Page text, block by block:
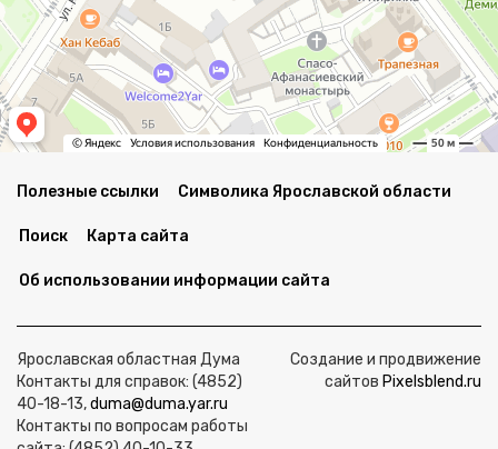
Полезные ссылки Символика Ярославской области
Поиск Карта сайта
Об использовании информации сайта
Ярославская областная Дума
Контакты для справок: (4852)
40-18-13,duma@duma.yar.ru
Контакты по вопросам работы
Создание и продвижение
сайтов Pixelsblend.ru